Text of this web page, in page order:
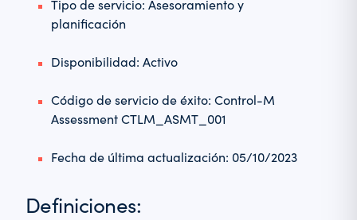
Tipo de servicio: Asesoramiento y
planificación
Disponibilidad: Activo
Código de servicio de éxito: Control-M
Assessment CTLM_ASMT_001
Fecha de última actualización: 05/10/2023
Definiciones: